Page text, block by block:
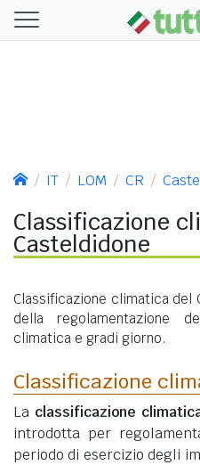
IT LOM CR
Classificazione
Casteldidone
Classificazione climatica del
della regolamentazione
climatica e gradi giorno.
Classificazione
La classificazione
introdotta per
periodo di esercizio degli